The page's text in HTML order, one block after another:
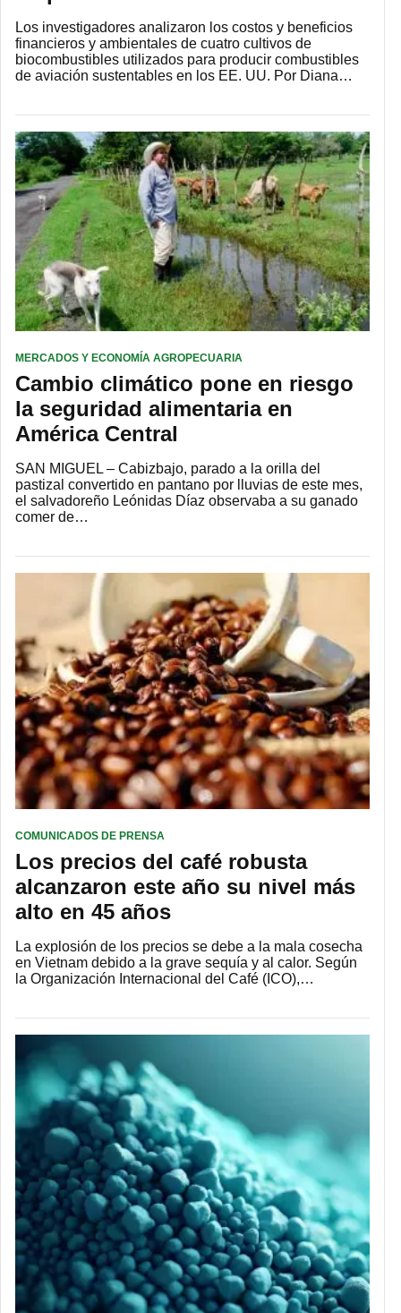
Los investigadores analizaron los costos y beneficios
financieros y ambientales de cuatro cultivos de
biocombustibles utilizados para producir combustibles
de aviación sustentables en los EE. UU. Por Diana…
MERCADOS Y ECONOMÍA AGROPECUARIA
Cambio climático pone en riesgo
la seguridad alimentaria en
América Central
SAN MIGUEL – Cabizbajo, parado a la orilla del
pastizal convertido en pantano por lluvias de este mes,
el salvadoreño Leónidas Díaz observaba a su ganado
comer de…
COMUNICADOS DE PRENSA
Los precios del café robusta
alcanzaron este año su nivel más
alto en 45 años
La explosión de los precios se debe a la mala cosecha
en Vietnam debido a la grave sequía y al calor. Según
la Organización Internacional del Café (ICO),…